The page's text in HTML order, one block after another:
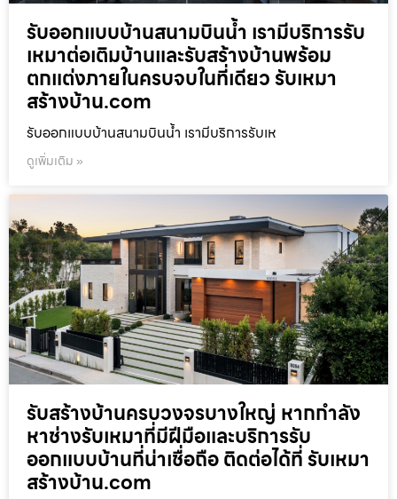
รับออกแบบบ้านสนามบินน้ำ เรามีบริการรับ
เหมาต่อเติมบ้านและรับสร้างบ้านพร้อม
ตกแต่งภายในครบจบในที่เดียว รับเหมา
สร้างบ้าน.com
รับออกแบบบ้านสนามบินน้ำ เรามีบริการรับเห
ดูเพิ่มเติม »
รับสร้างบ้านครบวงจรบางใหญ่ หากกำลัง
หาช่างรับเหมาที่มีฝีมือและบริการรับ
ออกแบบบ้านที่น่าเชื่อถือ ติดต่อได้ที่ รับเหมา
สร้างบ้าน.com